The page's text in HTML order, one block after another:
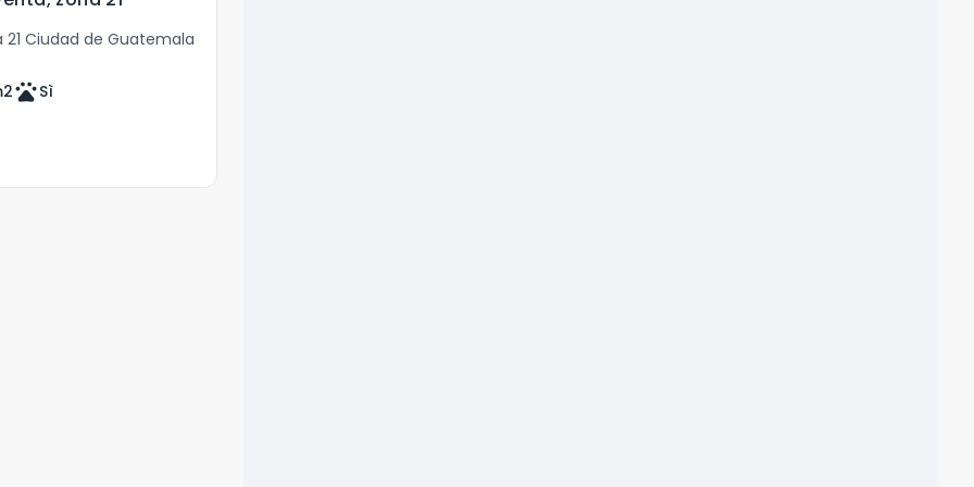
Ciudad de Guatemala
petsSì